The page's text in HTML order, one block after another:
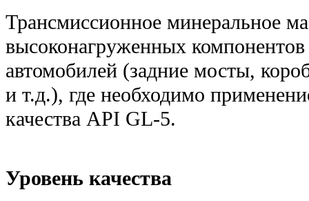
Трансмиссионное минеральное
высоконагруженных компонентов
автомобилей (задние мосты,
и т.д.), где необходимо
качества API GL-5.
Уровень качества